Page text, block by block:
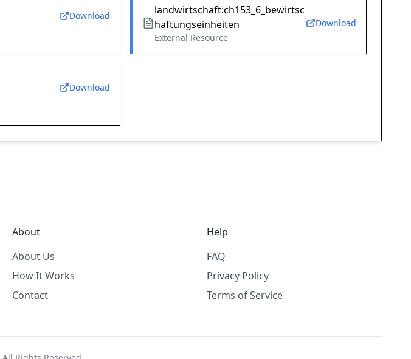
Download
landwirtschaft:ch153_6_bewirtsc
haftungseinheiten
External Resource
Download
Download
About
About Us
How It Works
Contact
Help
FAQ
Privacy Policy
Terms of Service